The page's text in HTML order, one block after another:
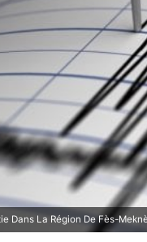
Dans La Région De Fès-